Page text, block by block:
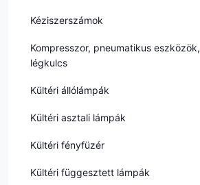
Kéziszerszámok
Kompresszor, pneumatikus eszközök,
légkulcs
Kültéri állólámpák
Kültéri asztali lámpák
Kültéri fényfüzér
Kültéri függesztett lámpák